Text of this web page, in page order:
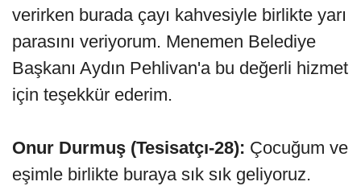
verirken burada çayı kahvesiyle birlikte yarı
parasını veriyorum. Menemen Belediye
Başkanı Aydın Pehlivan'a bu değerli hizmet
için teşekkür ederim.
Onur Durmuş (Tesisatçı-28): Çocuğum ve
eşimle birlikte buraya sık sık geliyoruz.